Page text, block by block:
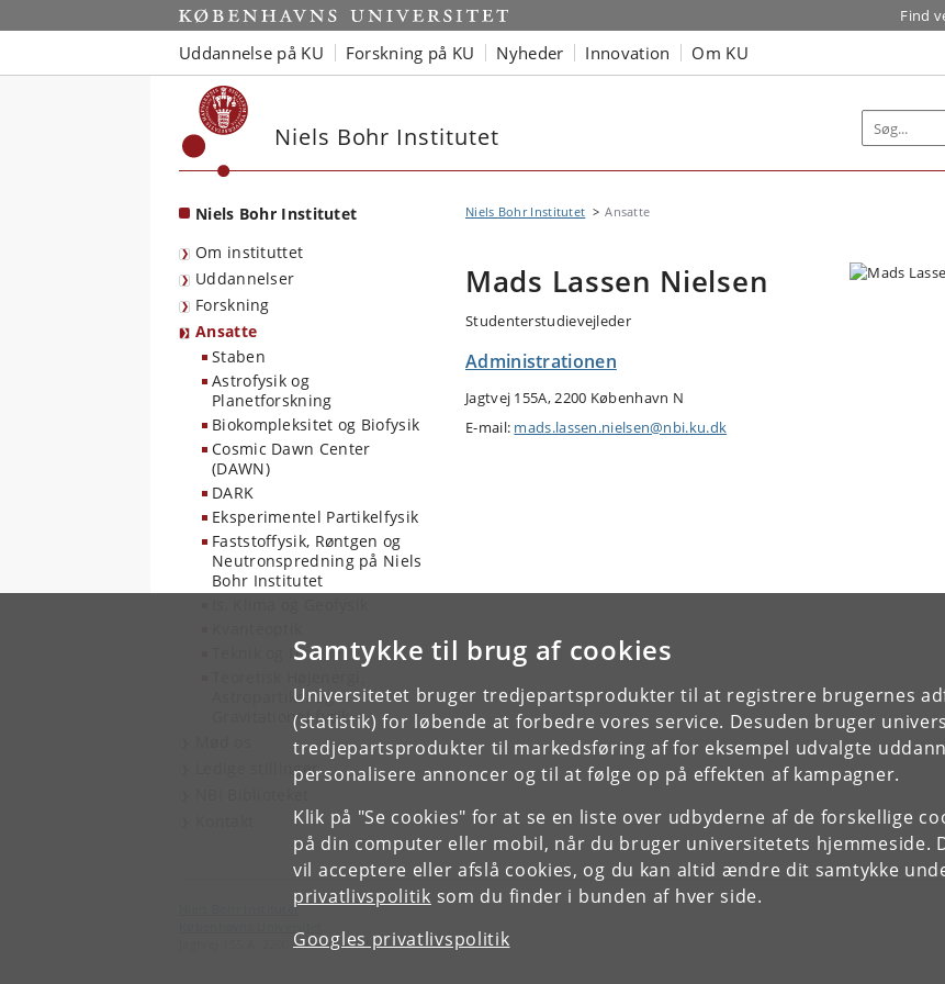
Samtykke til brug af cookies
Universitetet bruger tredjepartsprodukter til at registrere brugernes
(statistik) for løbende at forbedre vores service. Desuden bruger
tredjepartsprodukter til markedsføring af for eksempel udvalgte
personalisere annoncer og til at følge op på effekten af kampagner.
Klik på "Se cookies" for at se en liste over udbyderne af de forskellige
på din computer eller mobil, når du bruger universitetets hjemmeside.
vil acceptere eller afslå cookies, og du kan altid ændre dit samtykke
privatlivspolitik som du finder i bunden af hver side.
Googles privatlivspolitik
Start Find
Uddannelse på KU Forskning på KU Nyheder Innovation Om KU
Niels Bohr Institutet
Niels Bohr Institutet
Om instituttet
Uddannelser
Forskning
Ansatte
Staben
Astrofysik og
Planetforskning
Biokompleksitet og Biofysik
Cosmic Dawn Center
(DAWN)
DARK
Eksperimentel Partikelfysik
Faststoffysik, Røntgen og
Neutronspredning på Niels
Bohr Institutet
Teknik og IT
Astropartikel og
Gravitationel fysik
Ledige stillinger
Niels Bohr Institutet Ansatte
Mads Lassen Nielsen
Studenterstudievejleder
Administrationen
Jagtvej 155A, 2200 København N
E-mail: mads.lassen.nielsen@nbi.ku.dk
Niels Bohr Institutet
Jagtvej 155 A, 2200 København N.